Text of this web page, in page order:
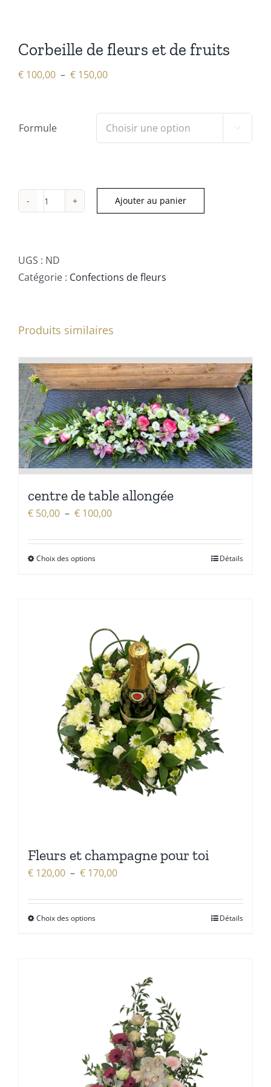
Corbeille de fleurs et de fruits
€ 100,00 – € 150,00Plage
€ 100,00
à
Formule 
quantité
de
fleurs
fruits
Ajouter au panier
UGS : ND
Catégorie : Confections de fleurs
Produits similaires
centre de table allongée
€ 50,00 – € 100,00Plage
prix :
Choix des options Détails
Fleurs et champagne pour toi
€ 120,00 – € 170,00Plage
prix :
Choix des options Détails